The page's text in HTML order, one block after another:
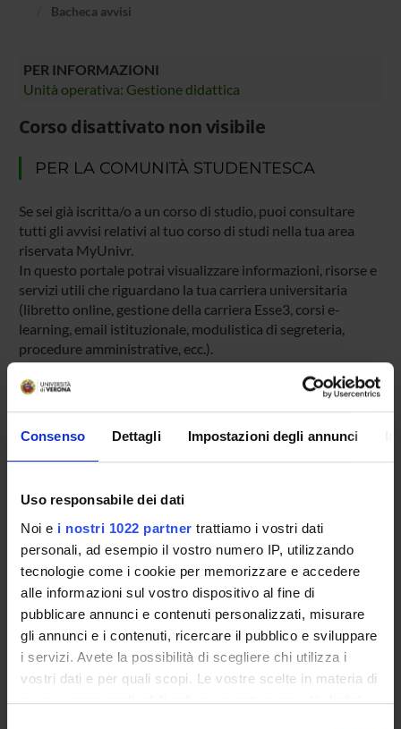
Consenso Dettagli Impostazioni degli annunci
Uso responsabile dei dati
Noi e i nostri 1022 partner trattiamo i vostri dati
personali, ad esempio il vostro numero IP, utilizzando
tecnologie come i cookie per memorizzare e accedere
alle informazioni sul vostro dispositivo al fine di
pubblicare annunci e contenuti personalizzati, misurare
gli annunci e i contenuti, ricercare il pubblico e sviluppare
i servizi. Avete la possibilità di scegliere chi utilizza i
vostri dati e per quali scopi. Le vostre scelte in materia di
privacy sono applicabili solo su questa proprietà digitale
Bacheca avvisi
PER INFORMAZIONI
Unità operativa: Gestione didattica
Corso disattivato non visibile
PER LA COMUNITÀ STUDENTESCA
Se sei già iscritta/o a un corso di studio, puoi consultare
tutti gli avvisi relativi al tuo corso di studi nella tua area
riservata MyUnivr.
In questo portale potrai visualizzare informazioni, risorse e
servizi utili che riguardano la tua carriera universitaria
(libretto online, gestione della carriera Esse3, corsi e-
learning, email istituzionale, modulistica di segreteria,
procedure amministrative, ecc.).
Entra in MyUnivr con le tue credenziali GIA: solo così
potrai ricevere notifica di tutti gli avvisi dei tuoi docenti e
della tua segreteria via mail e anche tramite l'app Univr.
Insegnamenti
Calendario didattico
Piani didattici e Guide dello studente
Calendario esami
Organi collegiali e di governo
Bacheca avvisi
Alloggi
Agevolazioni economiche